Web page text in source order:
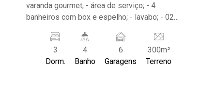
varanda gourmet; - área de serviço; - 4
banheiros com box e espelho; - lavabo; - 02
600l, - será entregue com armários; - direito ao
Club Vivendas da Mata - próximo à VRStar Shop,
Mata Santa Tereza, Ribeirão Shopping -
3
Dorm.
4
Banho
6
Garagens
300m²
Terreno